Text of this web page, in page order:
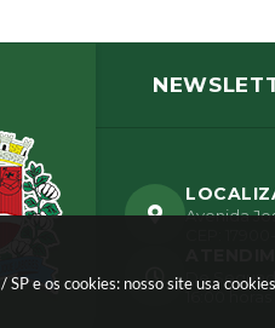
e os cookies: nosso site usa
Avenida
De